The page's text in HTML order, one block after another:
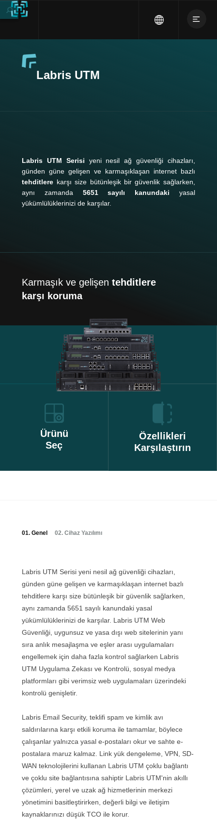
Labris UTM
Labris UTM Serisi yeni nesil ağ güvenliği cihazları,
günden güne gelişen ve karmaşıklaşan internet bazlı
tehditlere karşı size bütünleşik bir güvenlik sağlarken,
aynı zamanda 5651 sayılı kanundaki yasal
yükümlülüklerinizi de karşılar.
Karmaşık ve gelişentehditlere
karşı koruma
Ürünü
Seç
Özellikleri
Karşılaştırın
01. Genel 02. Cihaz Yazılımı
Labris UTM Serisi yeni nesil ağ güvenliği cihazları,
günden güne gelişen ve karmaşıklaşan internet bazlı
tehditlere karşı size bütünleşik bir güvenlik sağlarken,
aynı zamanda 5651 sayılı kanundaki yasal
yükümlülüklerinizi de karşılar. Labris UTM Web
Güvenliği, uygunsuz ve yasa dışı web sitelerinin yanı
sıra anlık mesajlaşma ve eşler arası uygulamaları
engellemek için daha fazla kontrol sağlarken Labris
UTM Uygulama Zekası ve Kontrolü, sosyal medya
platformları gibi verimsiz web uygulamaları üzerindeki
kontrolü genişletir.
Labris Email Security, teklifi spam ve kimlik avı
saldırılarına karşı etkili koruma ile tamamlar, böylece
çalışanlar yalnızca yasal e-postaları okur ve sahte e-
postalara maruz kalmaz. Link yük dengeleme, VPN, SD-
WAN teknolojilerini kullanan Labris UTM çoklu bağlantı
ve çoklu site bağlantısına sahiptir Labris UTM'nin akıllı
çözümleri, yerel ve uzak ağ hizmetlerinin merkezi
yönetimini basitleştirirken, değerli bilgi ve iletişim
kaynaklarınızı düşük TCO ile korur.